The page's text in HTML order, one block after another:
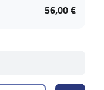
56,00 €